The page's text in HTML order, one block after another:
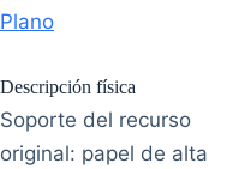
Plano
Descripción física
Soporte del recurso
original: papel de alta